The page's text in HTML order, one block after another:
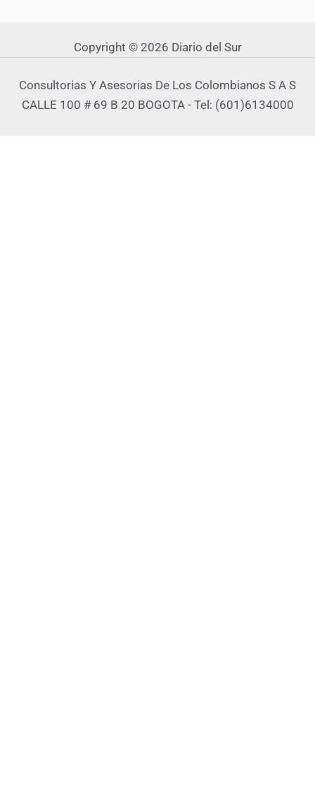
Copyright © 2026 Diario del Sur
Consultorias Y Asesorias De Los Colombianos S A S
CALLE 100 # 69 B 20 BOGOTA - Tel: (601)6134000